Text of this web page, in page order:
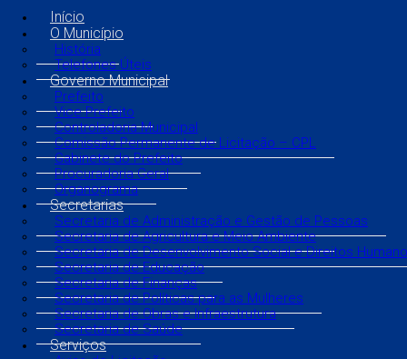
Início
O Município
História
Telefones Úteis
Governo Municipal
Prefeito
Vice Prefeito
Controladoria Municipal
Comissão Permanente de Licitação – CPL
Gabinete do Prefeito
Procuradoria Geral
Organograma
Secretarias
Secretaria de Administração e Gestão de Pessoas
Secretaria de Agricultura e Meio Ambiente
Secretaria de Desenvolvimento Social e Direitos
Secretaria de Educação
Secretaria de Finanças
Secretaria de Políticas para as Mulheres
Secretaria de Obras e Infraestrutura
Secretaria de Saúde
Serviços